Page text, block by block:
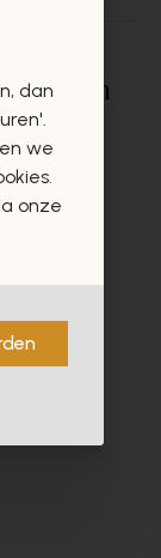
en
dan
we
onze